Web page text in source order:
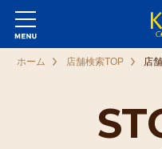
ホーム 店舗検索TOP 店